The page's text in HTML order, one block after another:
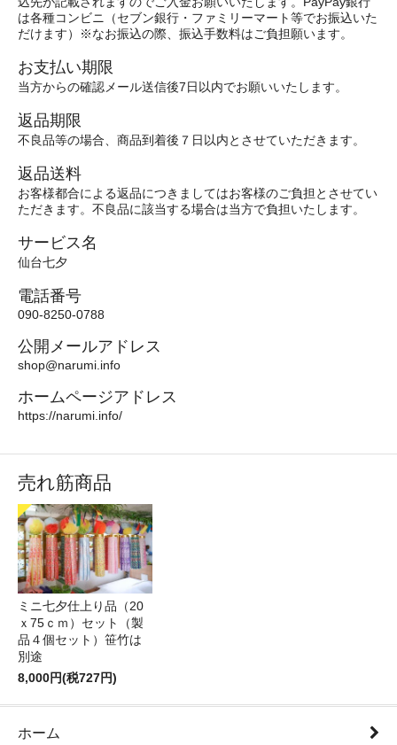
は各種コンビニ（セブン銀行・ファミリーマート等でお振込いた
だけます）※なお振込の際、振込手数料はご負担願います。
お支払い期限
当方からの確認メール送信後7日以内でお願いいたします。
返品期限
不良品等の場合、商品到着後７日以内とさせていただきます。
返品送料
お客様都合による返品につきましてはお客様のご負担とさせてい
ただきます。不良品に該当する場合は当方で負担いたします。
サービス名
仙台七夕
電話番号
090-8250-0788
公開メールアドレス
shop@narumi.info
ホームページアドレス
https://narumi.info/
売れ筋商品
ミニ七夕仕上り品（20
ｘ75ｃｍ）セット（製
品４個セット）笹竹は
別途
8,000円(税727円)
ホーム